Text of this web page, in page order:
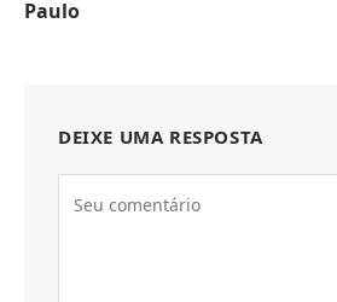
Paulo
DEIXE UMA RESPOSTA